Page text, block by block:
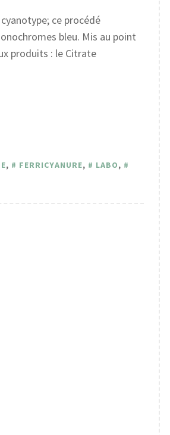
ce procédé
bleu. Mis au point
produits : le Citrate
, FERRICYANURE, LABO,